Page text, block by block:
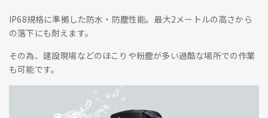
IP68規格に準拠した防水・防塵性能。最大2メートルの高さから
の落下にも耐えます。
その為、建設現場などのほこりや粉塵が多い過酷な場所での作業
も可能です。